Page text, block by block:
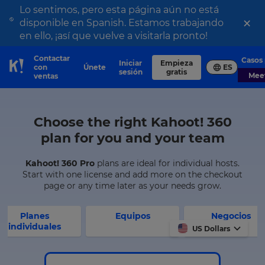
Lo sentimos, pero esta página aún no está
disponible en Spanish. Estamos trabajando
en ello, ¡así que vuelve a visitarla pronto!
×
Skip to Page content
Contactar
con
ventas
Únete
Iniciar
sesión
Empieza
gratis
ES
Choose the right Kahoot! 360
plan for you and your team
Kahoot! 360 Pro plans are ideal for individual hosts.
Start with one license and add more on the checkout
page or any time later as your needs grow.
Planes
individuales
Equipos Negocios
US Dollars